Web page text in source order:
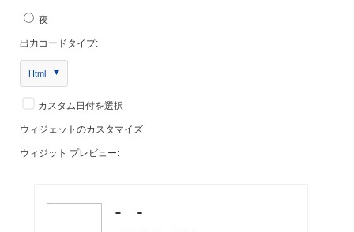
夜
出力コードタイプ:
Html
カスタム日付を選択
ウィジェットのカスタマイズ
ウィジット プレビュー: